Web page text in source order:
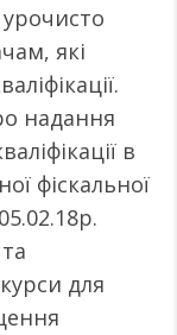
які
надання
в
фіскальної
для